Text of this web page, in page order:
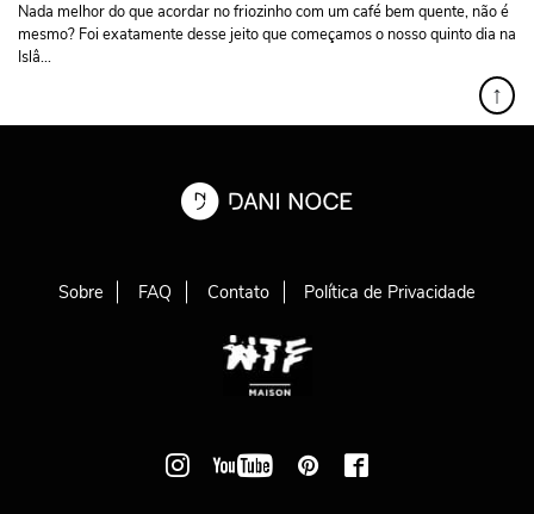
Nada melhor do que acordar no friozinho com um café bem quente, não é
mesmo? Foi exatamente desse jeito que começamos o nosso quinto dia na
Islâ...
↑
Sobre FAQ Contato Política de Privacidade